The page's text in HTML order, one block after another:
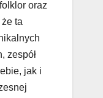
oraz
ta
zespół
jak i